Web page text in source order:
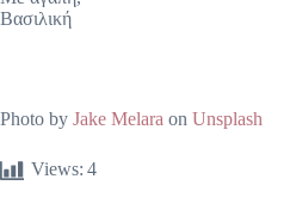
Βασιλική
Photo by Jake Melara on Unsplash
Views: 4